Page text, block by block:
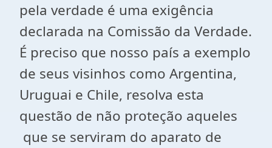
pela verdade é uma exigência
declarada na Comissão da Verdade.
É preciso que nosso país a exemplo
de seus visinhos como Argentina,
Uruguai e Chile, resolva esta
questão de não proteção aqueles
que se serviram do aparato de